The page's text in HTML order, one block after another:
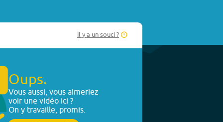
Il y a un souci ?
Oups.
Vous aussi, vous aimeriez
voir une vidéo ici ?
On y travaille, promis.